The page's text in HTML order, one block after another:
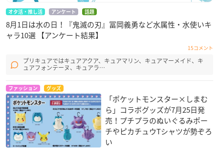
オタ活・推し活 アンケート 話題
8月1日は水の日！『鬼滅の刃』冨岡義勇など水属性・水使いキ
ャラ10選 【アンケート結果】
15コメント
プリキュアではキュアアクア、キュアマリン、キュアマーメイド、キ
ュアフォンテーヌ、キュアラ…
ファッション グッズ
「ポケットモンスター×しまむ
ら」コラボグッズが7月25日発
売！プチプラのぬいぐるみポー
チやピカチュウTシャツが勢ぞろ
い